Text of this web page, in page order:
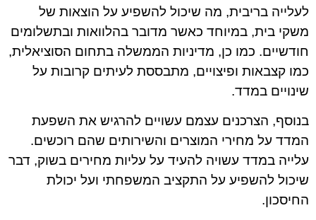
לעלייה בריבית, מה שיכול להשפיע על הוצאות של
משקי בית, במיוחד כאשר מדובר בהלוואות ובתשלומים
חודשיים. כמו כן, מדיניות הממשלה בתחום הסוציאלית,
כמו קצבאות ופיצויים, מתבססת לעיתים קרובות על
שינויים במדד.
בנוסף, הצרכנים עצמם עשויים להרגיש את השפעת
המדד על מחירי המוצרים והשירותים שהם רוכשים.
עלייה במדד עשויה להעיד על עליות מחירים בשוק, דבר
שיכול להשפיע על התקציב המשפחתי ועל יכולת
החיסכון.